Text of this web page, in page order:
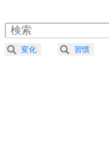
4 器の
プラ
2.0倍速 （596KB
2.5倍速 （477KB
3.0倍速 （397KB
変化 習慣